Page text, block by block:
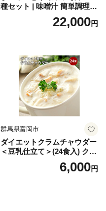
種セット | 味噌汁 簡単調理
お味噌 おみそ みそ とり野菜
時短料理 時短ごはん ご当地
22,000円
群馬県富岡市
ダイエットクラムチャウダー
＜豆乳仕立て＞(24食入) クラ
ムチャウダー 豆乳 ダイエッ
ト スープ プロテイン たんぱ
6,000円